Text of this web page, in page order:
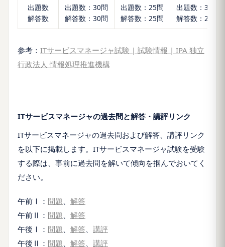
出題数
解答数
出題数：30問
解答数：30問
出題数：25問
解答数：25問
出題数：3問
解答数：2問
参考： ITサービスマネージャ試験 | 試験情報 | IPA 独立
行政法人 情報処理推進機構
ITサービスマネージャの過去問と解答・講評リンク
ITサービスマネージャの過去問および解答、講評リンク
を以下に掲載します。ITサービスマネージャ試験を受験
する際は、事前に過去問を解いて傾向を掴んでおいてく
ださい。
午前Ⅰ： 問題
解答
午前Ⅱ： 問題
解答
午後Ⅰ： 問題 解答
講評
午後Ⅱ： 問題 解答 講評